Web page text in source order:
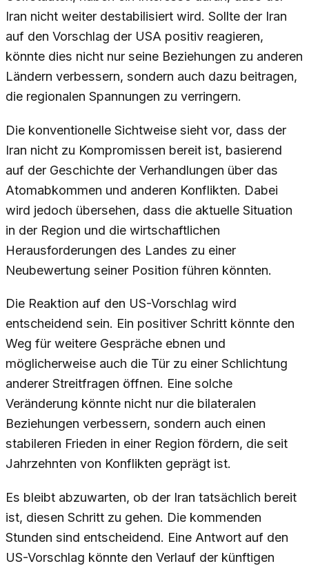
Iran nicht weiter destabilisiert wird. Sollte der Iran
auf den Vorschlag der USA positiv reagieren,
könnte dies nicht nur seine Beziehungen zu anderen
Ländern verbessern, sondern auch dazu beitragen,
die regionalen Spannungen zu verringern.
Die konventionelle Sichtweise sieht vor, dass der
Iran nicht zu Kompromissen bereit ist, basierend
auf der Geschichte der Verhandlungen über das
Atomabkommen und anderen Konflikten. Dabei
wird jedoch übersehen, dass die aktuelle Situation
in der Region und die wirtschaftlichen
Herausforderungen des Landes zu einer
Neubewertung seiner Position führen könnten.
Die Reaktion auf den US-Vorschlag wird
entscheidend sein. Ein positiver Schritt könnte den
Weg für weitere Gespräche ebnen und
möglicherweise auch die Tür zu einer Schlichtung
anderer Streitfragen öffnen. Eine solche
Veränderung könnte nicht nur die bilateralen
Beziehungen verbessern, sondern auch einen
stabileren Frieden in einer Region fördern, die seit
Jahrzehnten von Konflikten geprägt ist.
Es bleibt abzuwarten, ob der Iran tatsächlich bereit
ist, diesen Schritt zu gehen. Die kommenden
Stunden sind entscheidend. Eine Antwort auf den
US-Vorschlag könnte den Verlauf der künftigen